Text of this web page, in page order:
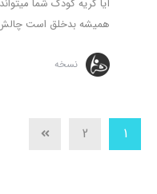
آیا گریه کودک شما
همیشه بدخلق است چالش
نسخه
1
2